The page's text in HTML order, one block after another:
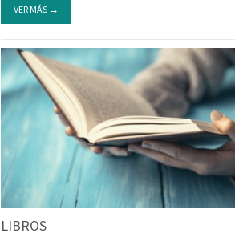
VER MÁS →
LIBROS